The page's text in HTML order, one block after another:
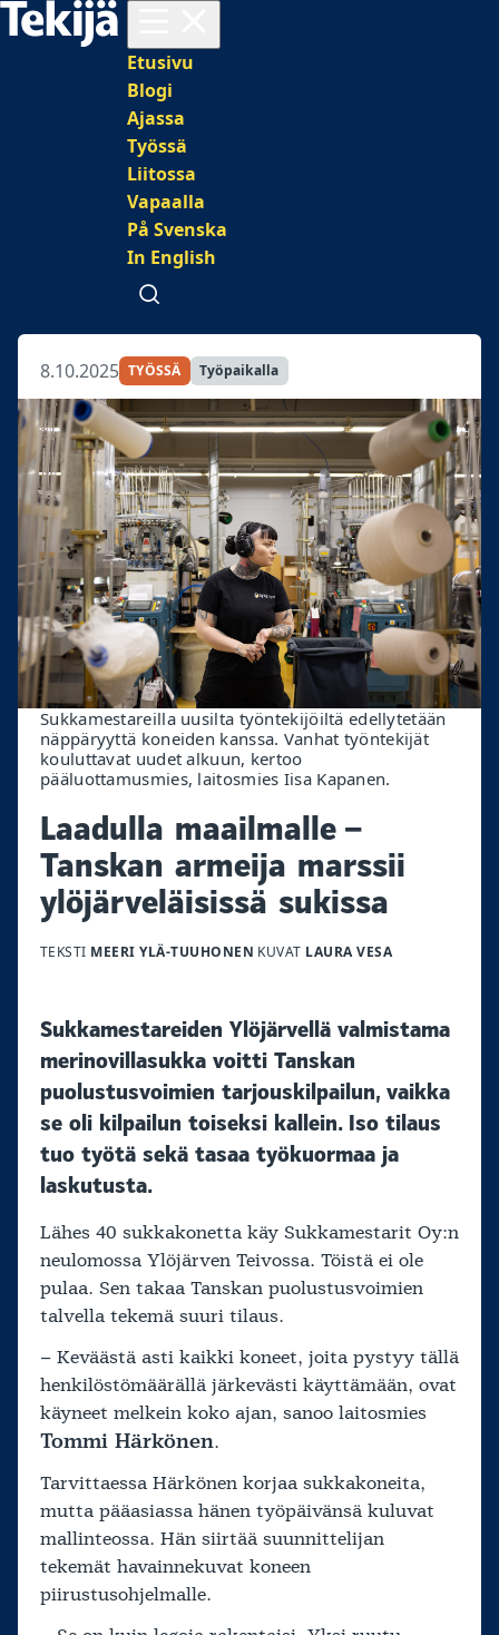
Päävalikko
Etusivu
Blogi
Ajassa
Työssä
Liitossa
Vapaalla
På Svenska
In English
Avaa haku
8.10.2025 TYÖSSÄ Työpaikalla
Sukkamestareilla uusilta työntekijöiltä edellytetään
näppäryyttä koneiden kanssa. Vanhat työntekijät
kouluttavat uudet alkuun, kertoo
pääluottamusmies, laitosmies Iisa Kapanen.
Laadulla maailmalle –
Tanskan armeija marssii
ylöjärveläisissä sukissa
TEKSTI MEERI YLÄ-TUUHONEN KUVAT LAURA VESA
Sukkamestareiden Ylöjärvellä valmistama
merinovillasukka voitti Tanskan
puolustusvoimien tarjouskilpailun, vaikka
se oli kilpailun toiseksi kallein. Iso tilaus
tuo työtä sekä tasaa työkuormaa ja
laskutusta.
Lähes 40 sukkakonetta käy Sukkamestarit Oy:n
neulomossa Ylöjärven Teivossa. Töistä ei ole
pulaa. Sen takaa Tanskan puolustusvoimien
talvella tekemä suuri tilaus.
– Keväästä asti kaikki koneet, joita pystyy tällä
henkilöstömäärällä järkevästi käyttämään, ovat
käyneet melkein koko ajan, sanoo laitosmies
Tommi Härkönen.
Tarvittaessa Härkönen korjaa sukkakoneita,
mutta pääasiassa hänen työpäivänsä kuluvat
mallinteossa. Hän siirtää suunnittelijan
tekemät havainnekuvat koneen
piirustusohjelmalle.